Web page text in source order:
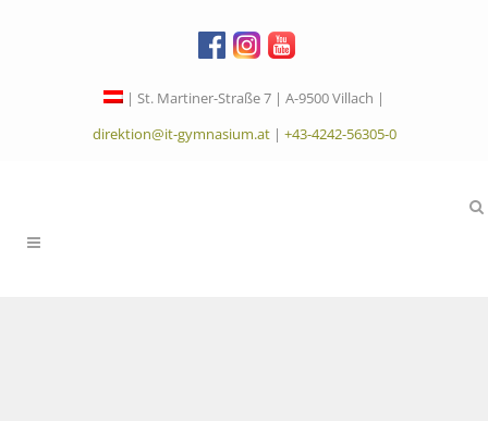
| St. Martiner-Straße 7 | A-9500 Villach |
direktion@it-gymnasium.at| +43-4242-56305-0